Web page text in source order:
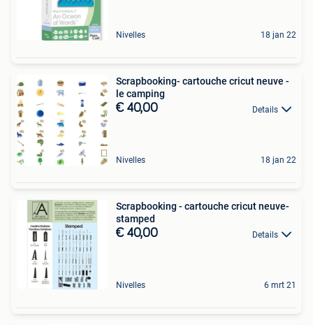
Nivelles 18 jan 22
Scrapbooking- cartouche cricut neuve -
le camping
€ 40,00 Details
Nivelles 18 jan 22
Scrapbooking - cartouche cricut neuve-
stamped
€ 40,00 Details
Nivelles 6 mrt 21